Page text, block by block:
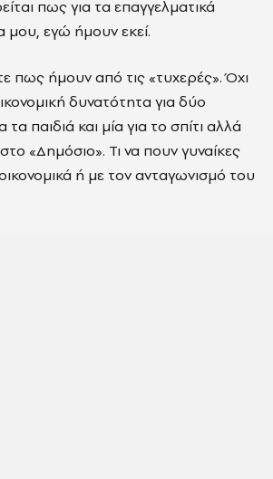
πως για τα επαγγελματικά
μου, εγώ ήμουν εκεί.
πως ήμουν από τις «τυχερές». Όχι
δυνατότητα για δύο
τα παιδιά και μία για το σπίτι αλλά
«Δημόσιο». Τι να πουν γυναίκες
ή με τον ανταγωνισμό του